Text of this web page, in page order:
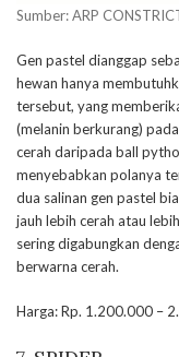
Sumber: ARP
Gen pastel dianggap
hewan hanya
tersebut, yang
(melanin berkurang)
cerah daripada ball
menyebabkan polanya
dua salinan gen pastel
jauh lebih cerah atau
sering digabungkan
berwarna cerah.
Harga: Rp. 1.200.000 –